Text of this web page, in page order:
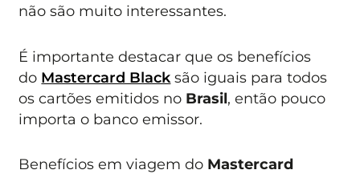
não são muito interessantes.
É importante destacar que os benefícios
do Mastercard Black são iguais para todos
os cartões emitidos no Brasil, então pouco
importa o banco emissor.
Benefícios em viagem do Mastercard